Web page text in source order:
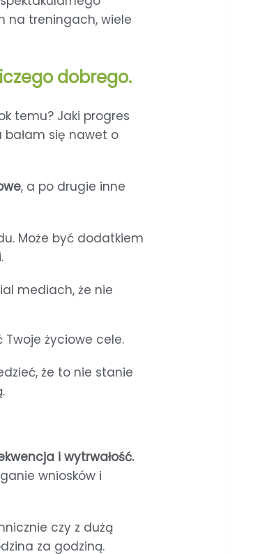
na treningach, wiele
dobrego.
temu? Jaki progres
bałam się nawet o
, a po drugie inne
Może być dodatkiem
mediach, że nie
Twoje życiowe cele.
że to nie stanie
i wytrwałość.
wniosków i
czy z dużą
za godziną.